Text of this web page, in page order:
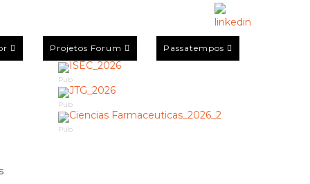
Projetos Forum Passatempos
Pub
Pub
Pub